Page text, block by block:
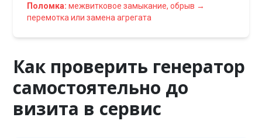
Поломка: межвитковое замыкание, обрыв →
перемотка или замена агрегата
Как проверить генератор
самостоятельно до
визита в сервис